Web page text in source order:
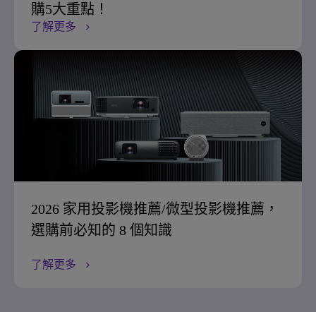
購5大重點！
了解更多
2026 家用投影機推薦/微型投影機推薦，
選購前必知的 8 個知識
了解更多